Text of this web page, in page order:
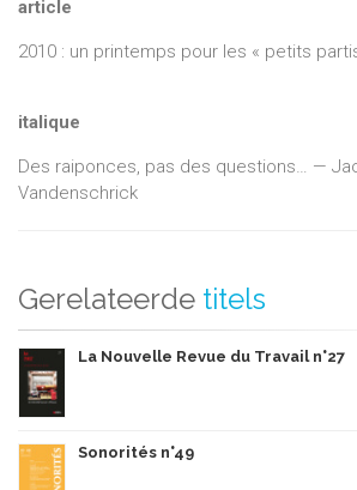
article
2010 : un printemps pour les « petits
italique
Des raiponces, pas des questions… —
Vandenschrick
Gerelateerde titels
La Nouvelle Revue du Travail n°27
Sonorités n°49